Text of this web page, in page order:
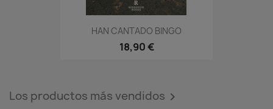
HAN CANTADO BINGO
18,90 €
Los productos más vendidos 